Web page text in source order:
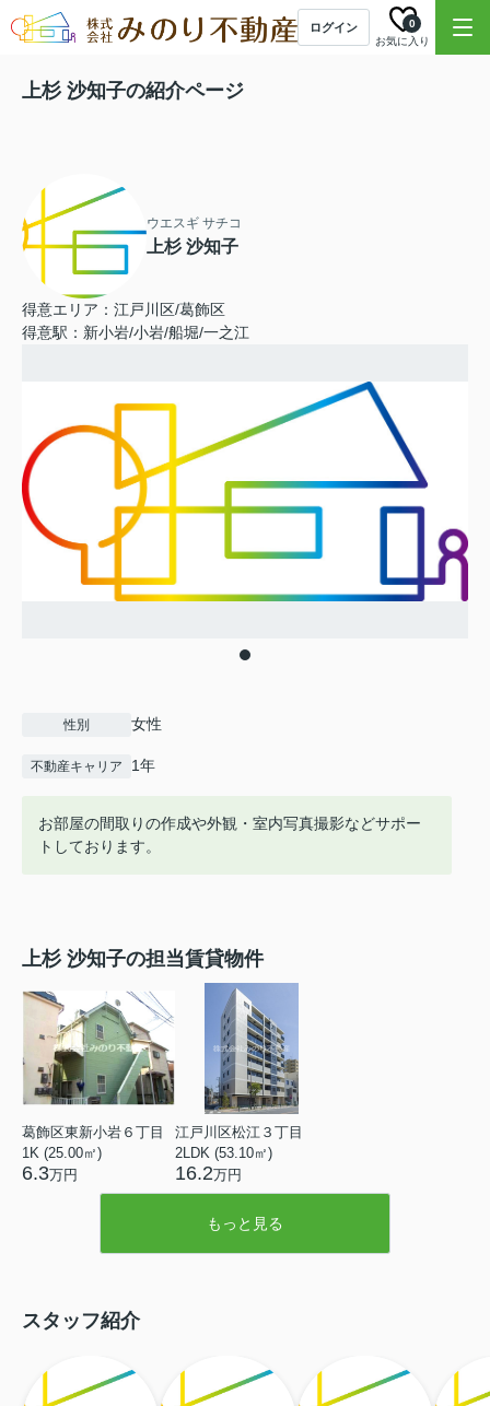
ログイン
お気に入り
0
上杉 沙知子の紹介ページ
ウエスギ サチコ
上杉 沙知子
得意エリア：江戸川区/葛飾区
得意駅：新小岩/小岩/船堀/一之江
性別 女性
不動産キャリア 1年
お部屋の間取りの作成や外観・室内写真撮影などサポー
トしております。
上杉 沙知子の担当賃貸物件
葛飾区東新小岩６丁目
1K (25.00㎡)
6.3万円
江戸川区松江３丁目
2LDK (53.10㎡)
16.2万円
もっと見る
スタッフ紹介